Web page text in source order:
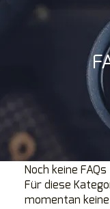
Noch keine FAQs
Für diese
momentan keine